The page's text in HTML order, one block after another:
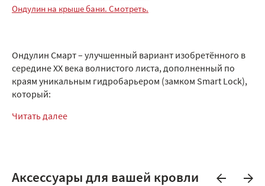
Ондулин на крыше бани. Смотреть.
Ондулин Смарт – улучшенный вариант изобретённого в
середине XX века волнистого листа, дополненный по
краям уникальным гидробарьером (замком Smart Lock),
который:
Читать далее
Аксессуары для вашей кровли